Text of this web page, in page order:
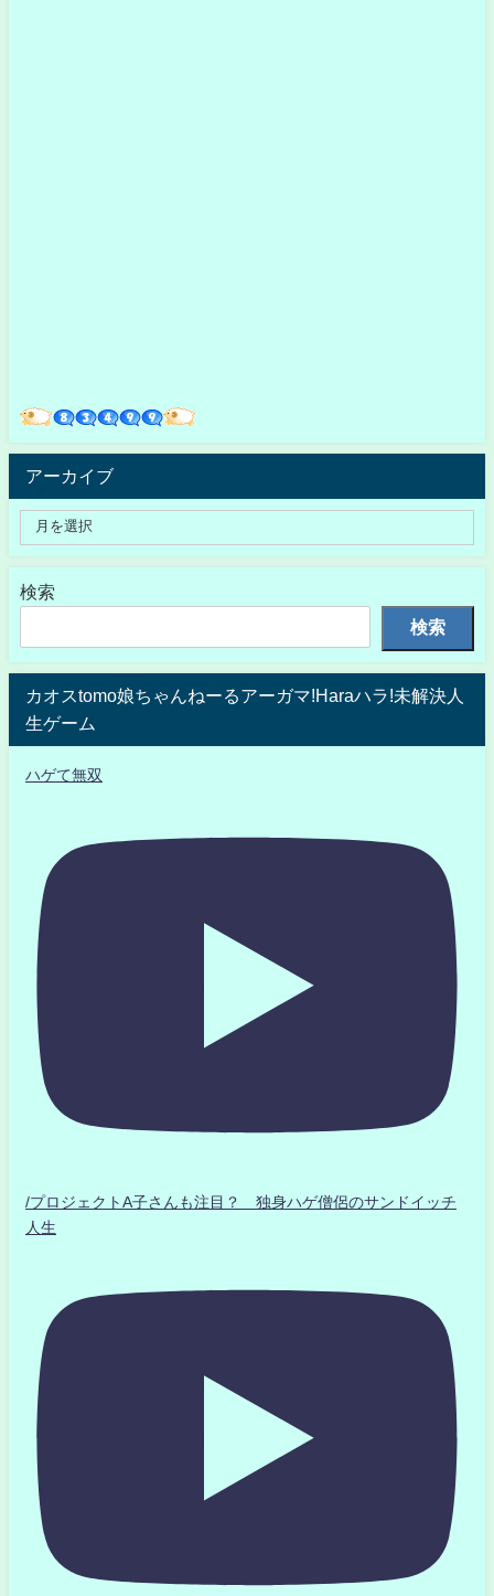
アーカイブ
検索
検索
カオスtomo娘ちゃんねーるアーガマ!Haraハラ!未解決人
生ゲーム
ハゲて無双
/プロジェクトA子さんも注目？ 独身ハゲ僧侶のサンドイッチ
人生